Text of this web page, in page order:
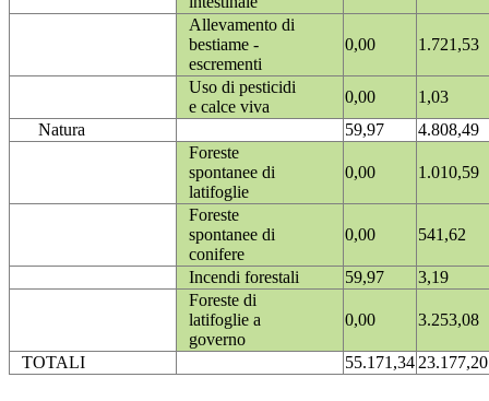
Allevamento di
bestiame -
escrementi
0,00 1.721,53
Uso di pesticidi
e calce viva
0,00
1,03
Natura
59,97
4.808,49
Foreste
spontanee di
latifoglie
0,00 1.010,59
Foreste
spontanee di
conifere
0,00 541,62
Incendi forestali 59,97
3,19
Foreste di
latifoglie a
governo
0,00 3.253,08
TOTALI 55.171,3423.177,20